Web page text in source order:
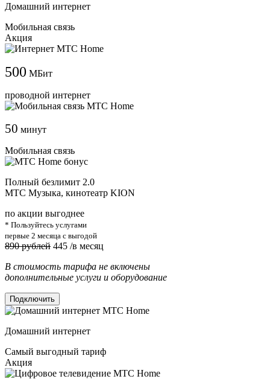
Домашний интернет
Мобильная связь
Акция
500 МБит
проводной интернет
50 минут
Мобильная связь
Полный безлимит 2.0
МТС Музыка, кинотеатр KION
по акции выгоднее
* Пользуйтесь услугами
первые 2 месяца с выгодой
890 рублей 445 /в месяц
В стоимость тарифа не включены
дополнительные услуги и оборудование
Подключить
Домашний интернет
Самый выгодный тариф
Акция